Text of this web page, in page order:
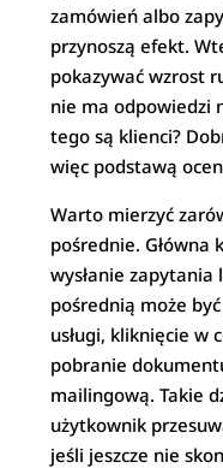
zamówień albo
przynoszą efekt.
pokazywać wzrost
nie ma odpowiedzi
tego są klienci?
więc podstawą
Warto mierzyć
pośrednie. Główna
wysłanie zapytania
pośrednią może
usługi, kliknięcie w
pobranie
mailingową. Takie
użytkownik
jeśli jeszcze nie